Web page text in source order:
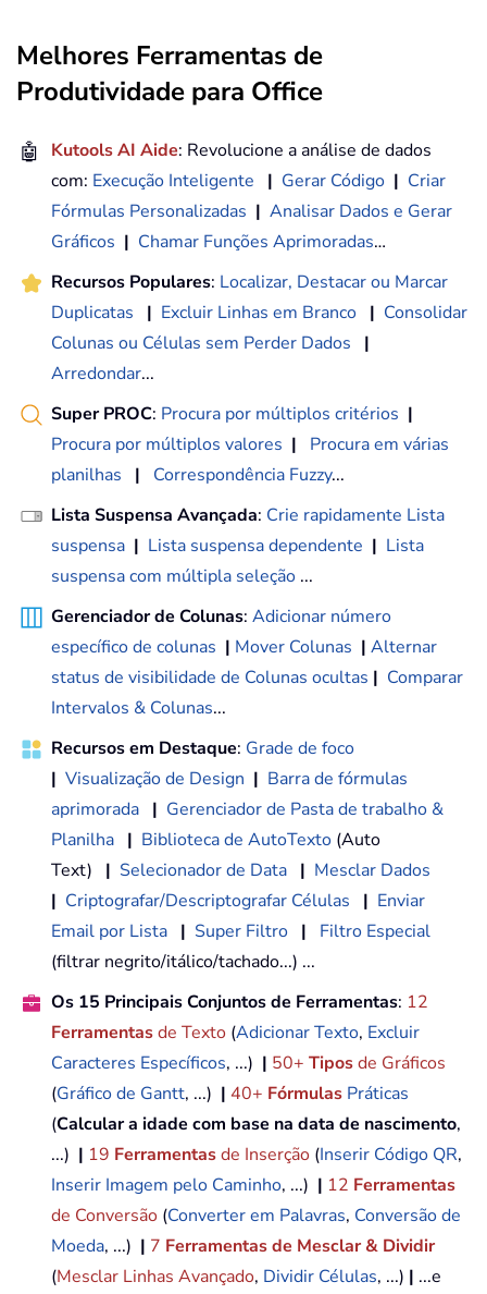
Melhores Ferramentas de
Produtividade para Office
🤖 Kutools AI Aide: Revolucione a análise de dados
com: Execução Inteligente | Gerar Código | Criar
Fórmulas Personalizadas | Analisar Dados e Gerar
Gráficos | Chamar Funções Aprimoradas…
Recursos Populares: Localizar, Destacar ou Marcar
Duplicatas
| Excluir Linhas em Branco | Consolidar
Colunas ou Células sem Perder Dados
|
Arredondar...
Super PROC: Procura por múltiplos critérios |
Procura por múltiplos valores |
Procura em várias
planilhas
| Correspondência Fuzzy...
Lista Suspensa Avançada: Crie rapidamente Lista
suspensa | Lista suspensa dependente | Lista
suspensa com múltipla seleção ...
Gerenciador de Colunas: Adicionar número
específico de colunas | Mover Colunas | Alternar
status de visibilidade de Colunas ocultas | Comparar
Intervalos & Colunas...
Recursos em Destaque: Grade de foco
| Visualização de Design | Barra de fórmulas
aprimorada | Gerenciador de Pasta de trabalho &
Planilha | Biblioteca de AutoTexto (Auto
Text) | Selecionador de Data | Mesclar Dados
| Criptografar/Descriptografar Células | Enviar
Email por Lista | Super Filtro |
Filtro Especial
(filtrar negrito/itálico/tachado...) ...
Os 15 Principais Conjuntos de Ferramentas: 12
Ferramentasde Texto (Adicionar Texto, Excluir
Caracteres Específicos, ...) | 50+ Tiposde Gráficos
(Gráfico de Gantt, ...) | 40+ Fórmulas Práticas
(Calcular a idade com base na data de nascimento,
...) | 19 Ferramentasde Inserção (Inserir Código QR,
Inserir Imagem pelo Caminho, ...) | 12 Ferramentas
de Conversão (Converter em Palavras, Conversão de
Moeda, ...) | 7 Ferramentas de Mesclar & Dividir
(Mesclar Linhas Avançado, Dividir Células, ...) | ...e